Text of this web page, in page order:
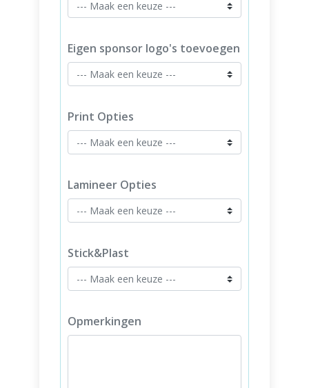
Eigen sponsor logo's toevoegen
Print Opties
Lamineer Opties
Stick&Plast
Opmerkingen